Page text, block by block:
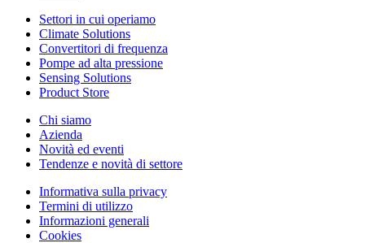
Settori in cui operiamo
Climate Solutions
Convertitori di frequenza
Pompe ad alta pressione
Sensing Solutions
Product Store
Chi siamo
Azienda
Novità ed eventi
Tendenze e novità di settore
Informativa sulla privacy
Termini di utilizzo
Informazioni generali
Cookies